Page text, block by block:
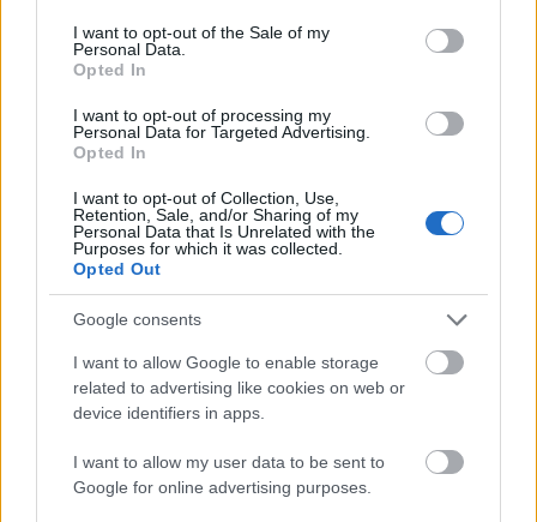
consent section.
I want to opt-out of the Sale of my
Personal Data.
Opted In
I want to opt-out of processing my
Personal Data for Targeted Advertising.
Opted In
I want to opt-out of Collection, Use,
Retention, Sale, and/or Sharing of my
Personal Data that Is Unrelated with the
Purposes for which it was collected.
Opted Out
Google consents
I want to allow Google to enable storage
related to advertising like cookies on web or
device identifiers in apps.
I want to allow my user data to be sent to
Google for online advertising purposes.
mesterdalnoka és költője volt, halálát
követően sírja zarándokhely lett.
A csütörtöki könyvbemutatón közreműködik
Kuncz László operaénekes-előadóművész,
valamint Puskás Eszter és a Hangist örmény
népzenei együttese.
Forrás:MTI
Irodalom Szerelem Költészet